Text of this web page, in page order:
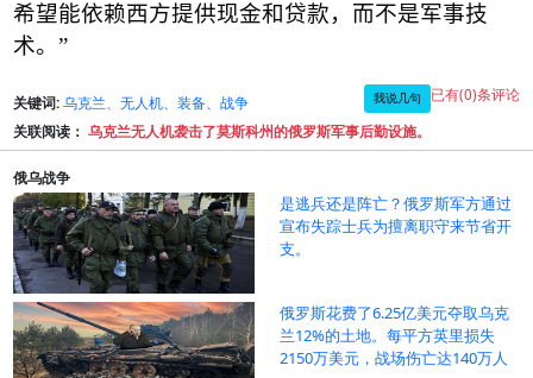
希望能依赖西方提供现金和贷款，而不是军事技
术。 ”
关键词: 乌克兰、无人机、装备、战争 我说几句 已有(0)条评论
关联阅读： 乌克兰无人机袭击了莫斯科州的俄罗斯军事后勤设施。
俄乌战争
是逃兵还是阵亡？俄罗斯军方通过
宣布失踪士兵为擅离职守来节省开
支。
俄罗斯花费了6.25亿美元夺取乌克
兰12%的土地。每平方英里损失
2150万美元，战场伤亡达140万人